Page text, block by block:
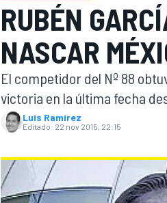
RUBÉN
NASCAR
El competidor del Nº 88
victoria en la última fecha
Luis Ramírez
Editado: 22 nov 2015, 22:15